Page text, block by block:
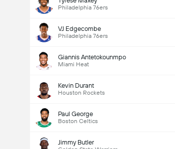
Philadelphia 76ers
VJ Edgecombe
Philadelphia 76ers
Giannis Antetokounmpo
Miami Heat
Kevin Durant
Houston Rockets
Paul George
Boston Celtics
Jimmy Butler